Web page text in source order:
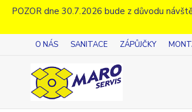
POZOR dne 30.7.2026 bude z důvodu
O NÁS SANITACE ZÁPŮJČKY